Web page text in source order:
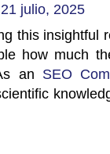
julio, 2025
this insightful
how much
an SEO